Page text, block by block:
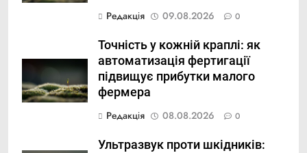
Редакція
09.08.2026 0
Точність у кожній краплі: як
автоматизація фертигації
підвищує прибутки малого
фермера
Редакція
08.08.2026 0
Ультразвук проти шкідників: